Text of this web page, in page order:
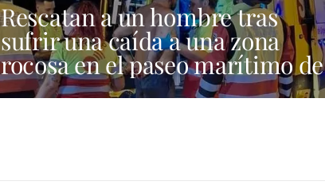
Rescatan a un hombre tras
sufrir una caída a una zona
rocosa en el paseo marítimo de
Playa Blanca